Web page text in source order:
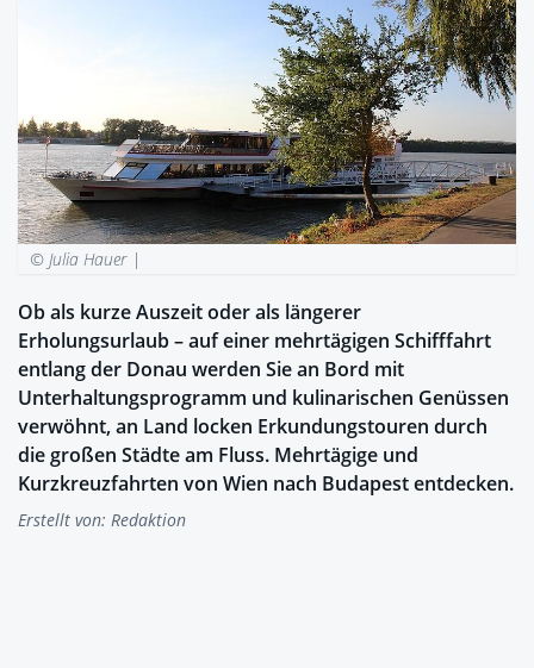
© Julia Hauer |
Ob als kurze Auszeit oder als längerer
Erholungsurlaub – auf einer mehrtägigen Schifffahrt
entlang der Donau werden Sie an Bord mit
Unterhaltungsprogramm und kulinarischen Genüssen
verwöhnt, an Land locken Erkundungstouren durch
die großen Städte am Fluss. Mehrtägige und
Kurzkreuzfahrten von Wien nach Budapest entdecken.
Erstellt von: Redaktion